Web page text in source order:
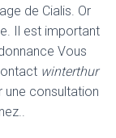
de Cialis. Or
Il est important
Vous
winterthur
une consultation